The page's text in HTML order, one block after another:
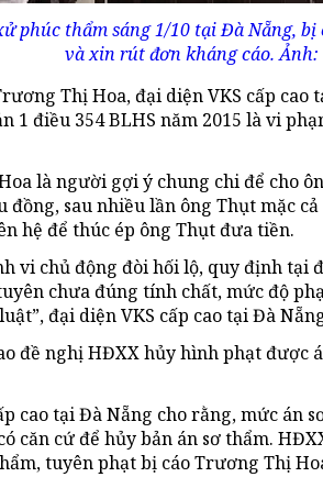
phúc thẩm sáng 1/10 tại Đà Nẵng,
và xin rút đơn kháng cáo. Ảnh:
Thị Hoa, đại diện VKS cấp
1 điều 354 BLHS năm 2015 là vi
là người gợi ý chung chi để cho
đồng, sau nhiều lần ông Thụt mặc
hệ để thúc ép ông Thụt đưa tiền.
vi chủ động đòi hối lộ, quy định tại
chưa đúng tính chất, mức độ
đại diện VKS cấp cao tại Đà
đề nghị HĐXX hủy hình phạt được
cao tại Đà Nẵng cho rằng, mức án
căn cứ để hủy bản án sơ thẩm.
tuyên phạt bị cáo Trương Thị